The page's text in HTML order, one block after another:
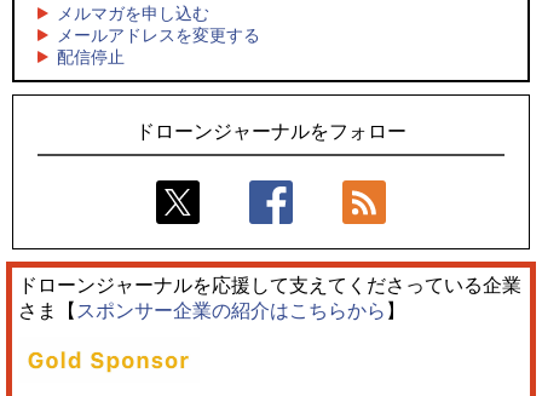
スタ2026」10/3、4開催
飛んだドローン、飛ばなかったドローン
キリンビールがライブ中継と連動した支援企画
ロボデックス、2時間超の飛行を目指す新型水素燃料電池ドロ
ーンを公開
メルマガを申し込む
メールアドレスを変更する
配信停止
ドローンジャーナルをフォロー
ドローンジャーナルを応援して支えてくださっている企業
さま【 スポンサー企業の紹介はこちらから 】